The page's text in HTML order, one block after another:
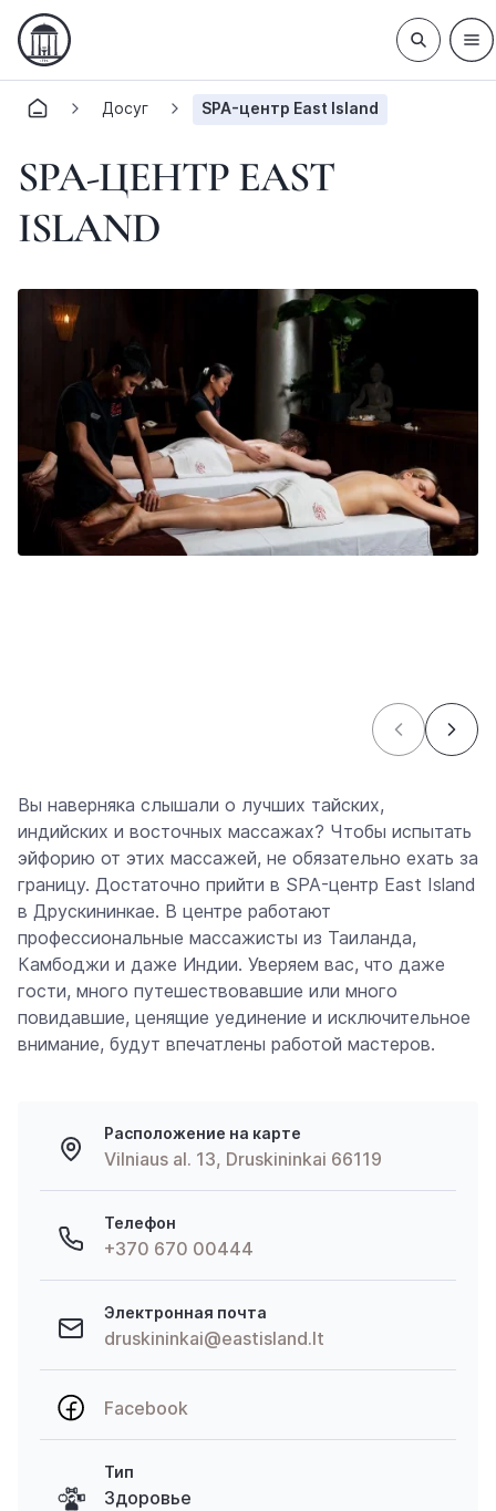
Досуг SPA-центр East Island
SPA-ЦЕНТР EAST
ISLAND
Вы наверняка слышали о лучших тайских,
индийских и восточных массажах? Чтобы испытать
эйфорию от этих массажей, не обязательно ехать за
границу. Достаточно прийти в SPA-центр East Island
в Друскининкае. В центре работают
профессиональные массажисты из Таиланда,
Камбоджи и даже Индии. Уверяем вас, что даже
гости, много путешествовавшие или много
повидавшие, ценящие уединение и исключительное
внимание, будут впечатлены работой мастеров.
Расположение на карте
Vilniaus al. 13, Druskininkai 66119
Телефон
+370 670 00444
Электронная почта
druskininkai@eastisland.lt
Facebook
Тип
Здоровье